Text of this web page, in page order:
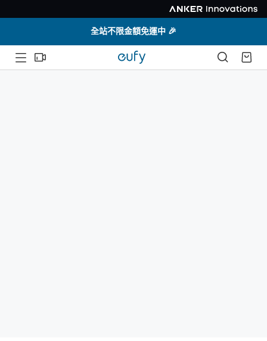
全站不限金額免運中 🎉